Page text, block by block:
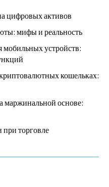
цифровых активов
мифы и реальность
устройств:
кошельках:
маржинальной основе:
при торговле